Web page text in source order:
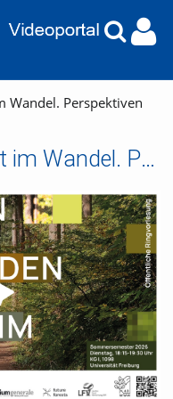
Wandel. Perspektiven
Wald und Gesellschaft im Wandel. Perspektiven soziologischer Waldforschung